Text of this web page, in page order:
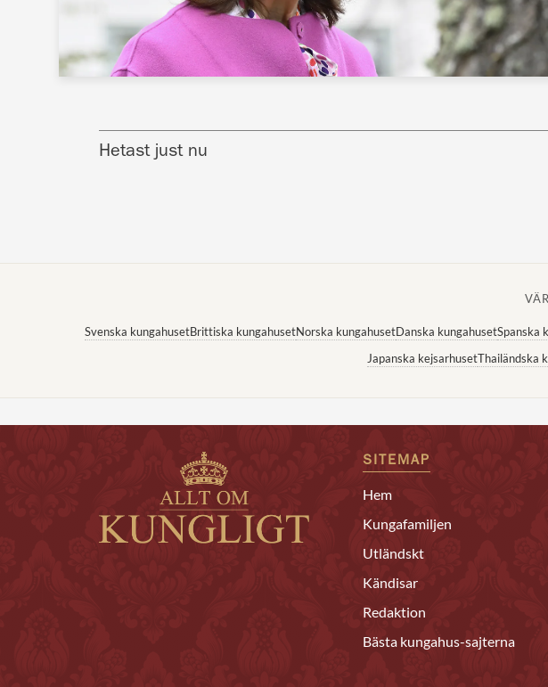
Hetast just nu
Svenska kungahusetBrittiska kungahusetNorska kungahusetDanska kungahusetSpanska
Japanska kejsarhusetThailändska
SITEMAP
Hem
Kungafamiljen
Utländskt
Kändisar
Redaktion
Bästa kungahus-sajterna